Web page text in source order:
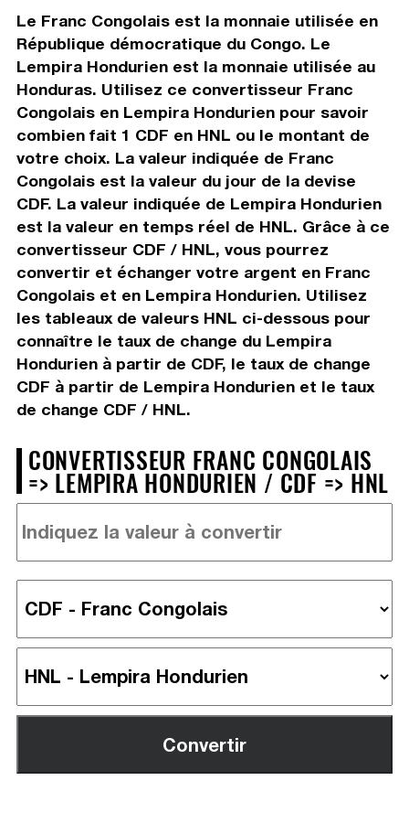
Le Franc Congolais est la monnaie utilisée en
République démocratique du Congo. Le
Lempira Hondurien est la monnaie utilisée au
Honduras. Utilisez ce convertisseur Franc
Congolais en Lempira Hondurien pour savoir
combien fait 1 CDF en HNL ou le montant de
votre choix. La valeur indiquée de Franc
Congolais est la valeur du jour de la devise
CDF. La valeur indiquée de Lempira Hondurien
est la valeur en temps réel de HNL. Grâce à ce
convertisseur CDF / HNL, vous pourrez
convertir et échanger votre argent en Franc
Congolais et en Lempira Hondurien. Utilisez
les tableaux de valeurs HNL ci-dessous pour
connaître le taux de change du Lempira
Hondurien à partir de CDF, le taux de change
CDF à partir de Lempira Hondurien et le taux
de change CDF / HNL.
CONVERTISSEUR FRANC CONGOLAIS
=> LEMPIRA HONDURIEN / CDF => HNL